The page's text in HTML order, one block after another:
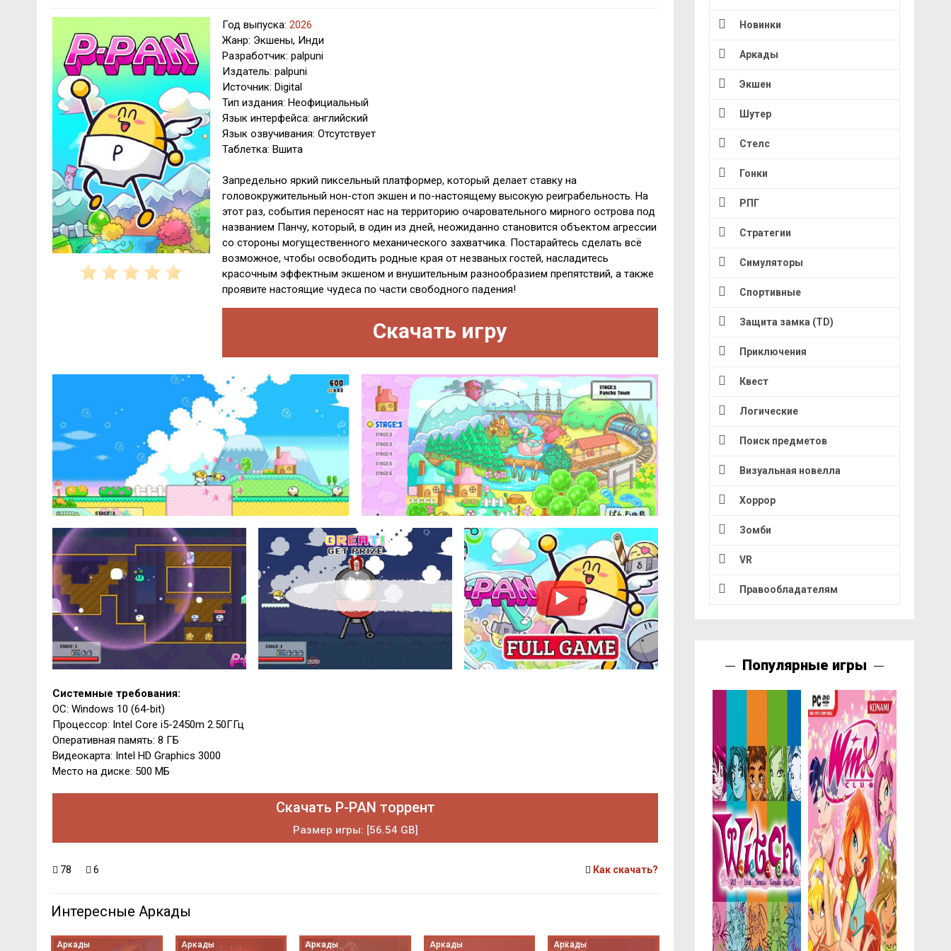
Год выпуска: 2026
Жанр: Экшены, Инди
Разработчик: palpuni
Издатель: palpuni
Источник: Digital
Тип издания: Неофициальный
Язык интерфейса: английский
Язык озвучивания: Отсутствует
Таблетка: Вшита
Запредельно яркий пиксельный платформер, который делает ставку на
головокружительный нон-стоп экшен и по-настоящему высокую реиграбельность. На
этот раз, события переносят нас на территорию очаровательного мирного острова под
названием Панчу, который, в один из дней, неожиданно становится объектом агрессии
со стороны могущественного механического захватчика. Постарайтесь сделать всё
возможное, чтобы освободить родные края от незваных гостей, насладитесь
красочным эффектным экшеном и внушительным разнообразием препятствий, а также
проявите настоящие чудеса по части свободного падения!
Скачать игру
Системные требования:
ОС: Windows 10 (64-bit)
Процессор: Intel Core i5-2450m 2.50ГГц
Оперативная память: 8 ГБ
Видеокарта: Intel HD Graphics 3000
Место на диске: 500 МБ
Скачать P-PAN торрент
Размер игры: [56.54 GB]
78 6 Как скачать?
Интересные Аркады
Аркады Аркады Аркады Аркады Аркады
Новинки
Аркады
Экшен
Шутер
Стелс
Гонки
РПГ
Стратегии
Симуляторы
Спортивные
Защита замка (TD)
Приключения
Квест
Логические
Поиск предметов
Визуальная новелла
Хоррор
Зомби
VR
Правообладателям
Популярные игры